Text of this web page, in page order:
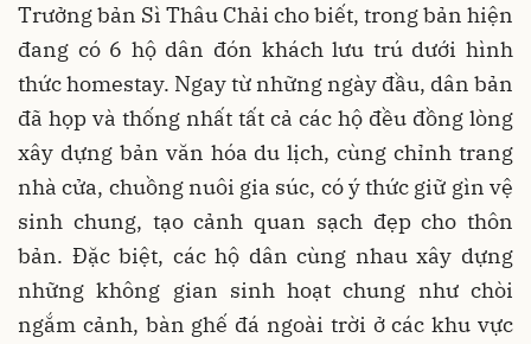
Trưởng bản Sì Thâu Chải cho biết, trong bản hiện
đang có 6 hộ dân đón khách lưu trú dưới hình
thức homestay. Ngay từ những ngày đầu, dân bản
đã họp và thống nhất tất cả các hộ đều đồng lòng
xây dựng bản văn hóa du lịch, cùng chỉnh trang
nhà cửa, chuồng nuôi gia súc, có ý thức giữ gìn vệ
sinh chung, tạo cảnh quan sạch đẹp cho thôn
bản. Đặc biệt, các hộ dân cùng nhau xây dựng
những không gian sinh hoạt chung như chòi
ngắm cảnh, bàn ghế đá ngoài trời ở các khu vực